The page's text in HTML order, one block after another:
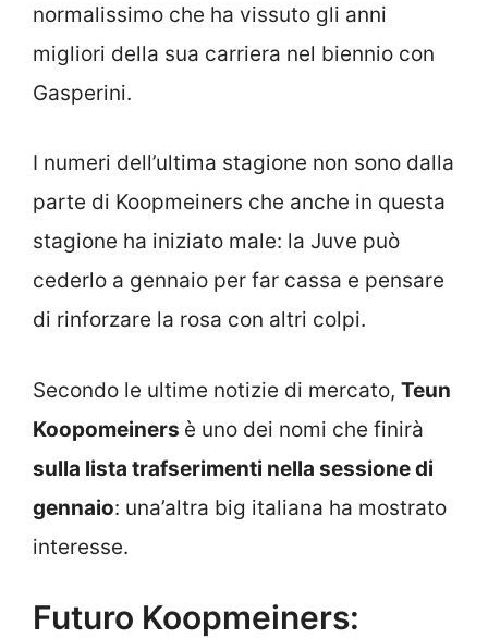
normalissimo che ha vissuto gli anni
migliori della sua carriera nel biennio con
Gasperini.
I numeri dell’ultima stagione non sono dalla
parte di Koopmeiners che anche in questa
stagione ha iniziato male: la Juve può
cederlo a gennaio per far cassa e pensare
di rinforzare la rosa con altri colpi.
Secondo le ultime notizie di mercato, Teun
Koopomeiners è uno dei nomi che finirà
sulla lista trafserimenti nella sessione di
gennaio: una’altra big italiana ha mostrato
interesse.
Futuro Koopmeiners: